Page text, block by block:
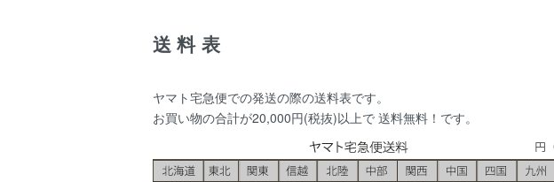
送料表
ヤマト宅急便での発送の際の送料表です。
お買い物の合計が20,000円(税抜)以上で 送料無料！です。